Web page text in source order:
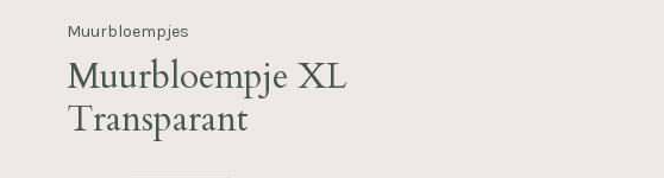
Muurbloempjes
Muurbloempje XL
Transparant